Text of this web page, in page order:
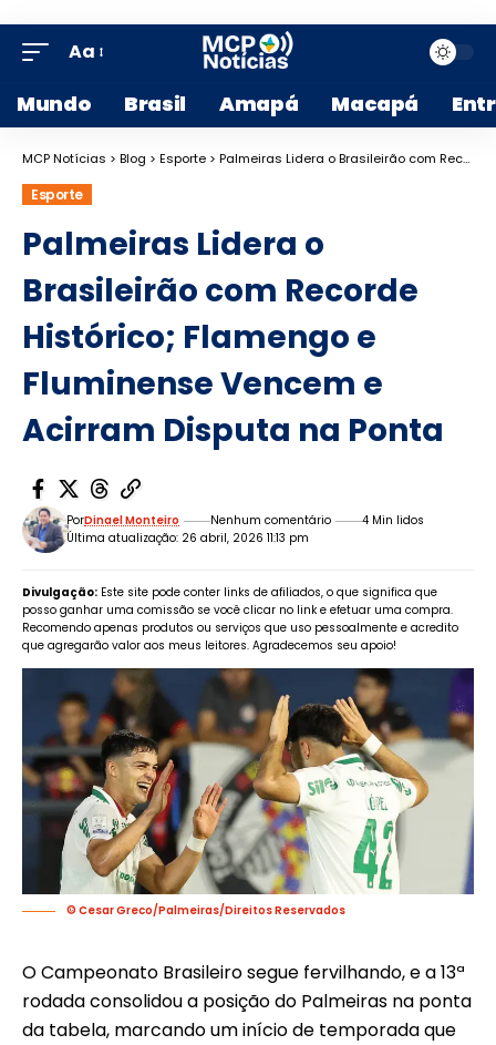
Aa
Mundo Brasil Amapá Macapá
MCP Notícias > Blog > Esporte > Palmeiras Lidera o Brasileirão com Recorde Histórico; Flamengo e Fluminense Vencem e Acirram Disputa na Ponta
Esporte
Palmeiras Lidera o
Brasileirão com Recorde
Histórico; Flamengo e
Fluminense Vencem e
Acirram Disputa na Ponta
Última atualização: 26 abril, 2026 11:13 pm
PorDinael Monteiro Nenhum comentário 4 Min lidos
Divulgação: Este site pode conter links de afiliados, o que significa que
posso ganhar uma comissão se você clicar no link e efetuar uma compra.
Recomendo apenas produtos ou serviços que uso pessoalmente e acredito
que agregarão valor aos meus leitores. Agradecemos seu apoio!
© Cesar Greco/Palmeiras/Direitos Reservados
O Campeonato Brasileiro segue fervilhando, e a 13ª
rodada consolidou a posição do Palmeiras na ponta
da tabela, marcando um início de temporada que